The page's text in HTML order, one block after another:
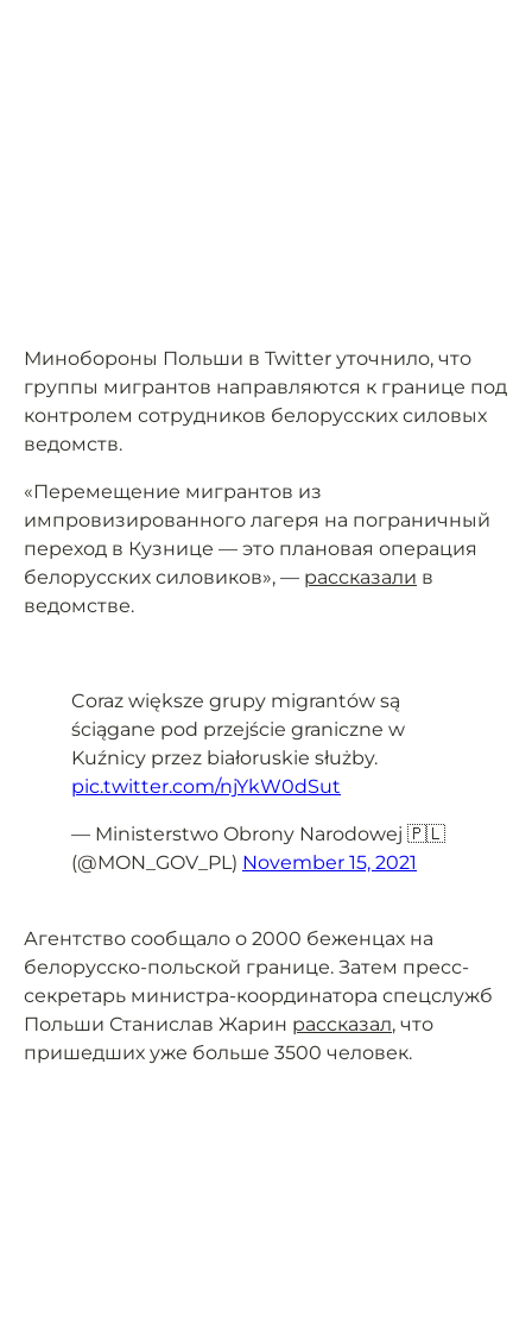
Минобороны Польши в Twitter уточнило, что
группы мигрантов направляются к границе под
контролем сотрудников белорусских силовых
ведомств.
«Перемещение мигрантов из
импровизированного лагеря на пограничный
переход в Кузнице — это плановая операция
белорусских силовиков», — рассказали в
ведомстве.
Coraz większe grupy migrantów są
ściągane pod przejście graniczne w
Kuźnicy przez białoruskie służby.
pic.twitter.com/njYkW0dSut
— Ministerstwo Obrony Narodowej 🇵🇱
(@MON_GOV_PL) November 15, 2021
Агентство сообщало о 2000 беженцах на
белорусско-польской границе. Затем пресс-
секретарь министра-координатора спецслужб
Польши Станислав Жарин рассказал, что
пришедших уже больше 3500 человек.